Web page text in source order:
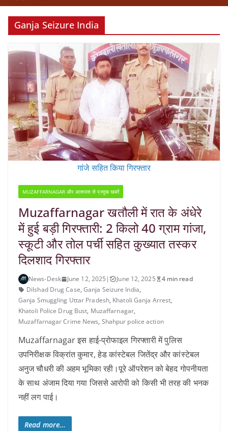
Ganja Seizure India
गांजे सहित किया गिरफ्तार
MUZAFFARNAGAR और आसपास से प्रमुख खबरें
Muzaffarnagar खतौली में रात के अंधेरे
में हुई बड़ी गिरफ्तारी: 2 किलो 40 ग्राम गांजा,
स्कूटी और तोल पर्ची सहित कुख्यात तस्कर
दिलशाद गिरफ्तार
News-Desk June 12, 2025 | June 12, 2025
4 min read
Dilshad Drug Case, Ganja Seizure India,
Ganja Smuggling Uttar Pradesh, Khatoli Ganja Arrest,
Khatoli Police Drug Bust, Muzaffarnagar,
Muzaffarnagar Crime News, Shahpur police action
Muzaffarnagar इस हाई-प्रोफाइल गिरफ्तारी में पुलिस
उपनिरीक्षक विक्रांत कुमार, हेड कांस्टेबल जितेंद्र और कांस्टेबल
अनुज चौधरी की अहम भूमिका रही।पूरे ऑपरेशन को बेहद गोपनीयता
के साथ अंजाम दिया गया जिससे आरोपी को किसी भी तरह की भनक
नहीं लग पाई।
Read more...